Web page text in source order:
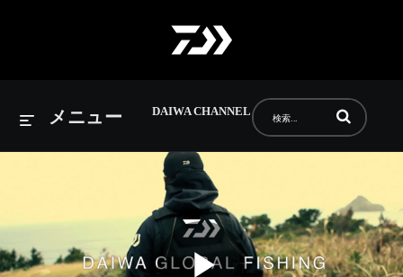
DAIWA CHANNEL
メニュー 動画の検索語句